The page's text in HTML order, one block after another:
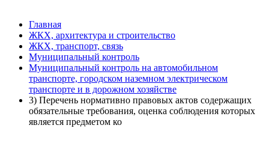
Главная
ЖКХ, архитектура и строительство
ЖКХ, транспорт, связь
Муниципальный контроль
Муниципальный контроль на автомобильном
транспорте, городском наземном электрическом
транспорте и в дорожном хозяйстве
3) Перечень нормативно правовых актов содержащих
обязательные требования, оценка соблюдения которых
является предметом ко